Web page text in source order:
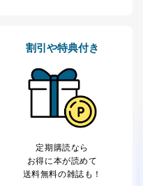
割引や特典付き
定期購読なら
お得に本が読めて
送料無料の雑誌も！